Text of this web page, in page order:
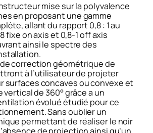
mise sur la polyvalence
en proposant une gamme
allant du rapport 0,8 : 1 au
fixe on axis et 0,8-1 off axis
ainsi le spectre des
correction géométrique de
à l’utilisateur de projeter
surfaces concaves ou convexe et
vertical de 360° grâce a un
évolué étudié pour ce
Sans oublier un
permettant de réaliser le noir